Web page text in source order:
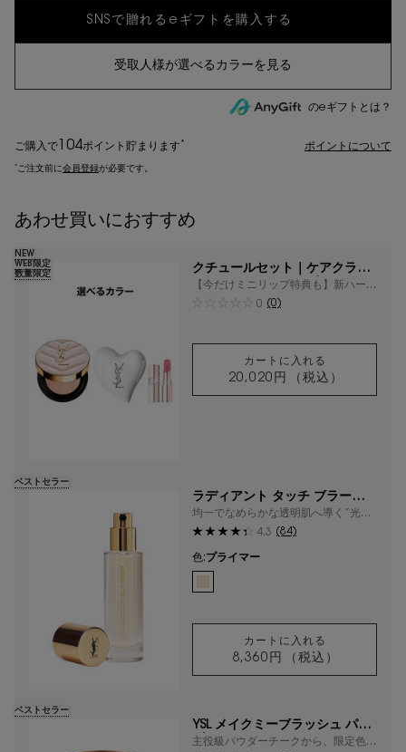
のeギフトとは？
ご購入で 104ポイント 貯まります * ポイントについて
*ご注文前に会員登録が必要です。
あわせ買いにおすすめ
クチュールセット｜ケアクラッ
シュ セラムクリーム & ラディ
アント タッチ グロウパクト
【今だけミニリップ特典も】新ハート
のお守りクリームと、みずみずしく弾
NEW
WEB限定
数量限定
0 (0)
カートに入れる
20,020円
（税込）
クチュールセット
ラディアント タッチ ブラープラ
イマー
均一でなめらかな透明肌へ導く”光の
魔法”。YSL NO.1メイクアップベース
ベストセラー
4.3 (84)
色:プライマー
利用可能な1色
カートに入れる
8,360円
（税込）
ラディアント タッ
YSL メイクミーブラッシュ パウ
ダー
主役級パウダーチークから、限定色が
ベストセラー